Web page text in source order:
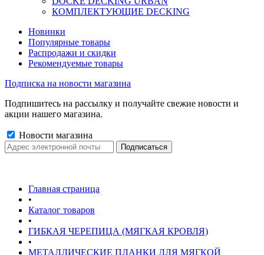
КОМПЛЕКТУЮЩИЕ DECKING
Новинки
Популярные товары
Распродажи и скидки
Рекомендуемые товары
Подписка на новости магазина
Подпишитесь на рассылку и получайте свежие новости и
акции нашего магазина.
Новости магазина
Главная страница
•
Каталог товаров
•
ГИБКАЯ ЧЕРЕПИЦА (МЯГКАЯ КРОВЛЯ)
•
МЕТАЛЛИЧЕСКИЕ ПЛАНКИ ДЛЯ МЯГКОЙ